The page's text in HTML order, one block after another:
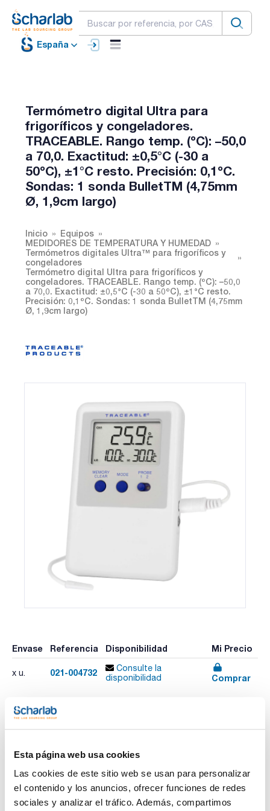
Esta página web usa cookies
Las cookies de este sitio web se usan para personalizar
el contenido y los anuncios, ofrecer funciones de redes
sociales y analizar el tráfico. Además, compartimos
España
Termómetro digital Ultra para
frigoríficos y congeladores.
TRACEABLE. Rango temp. (ºC): –50,0
a 70,0. Exactitud: ±0,5°C (-30 a
50ºC), ±1°C resto. Precisión: 0,1ºC.
Sondas: 1 sonda BulletTM (4,75mm
Ø, 1,9cm largo)
Inicio
Equipos
MEDIDORES DE TEMPERATURA Y HUMEDAD
Termómetros digitales Ultra™ para frigoríficos y
congeladores
Termómetro digital Ultra para frigoríficos y
congeladores. TRACEABLE. Rango temp. (ºC): –50,0
a 70,0. Exactitud: ±0,5°C (-30 a 50ºC), ±1°C resto.
Precisión: 0,1ºC. Sondas: 1 sonda BulletTM (4,75mm
Ø, 1,9cm largo)
Envase Referencia Disponibilidad Mi Precio
x u. 021-004732
Consulte la
disponibilidad
Comprar
Características
Exactitud : ±0,5°C (-30 a 50ºC), ±1°C resto
Precisión : 0,1ºC
Sondas : 1 sonda BulletTM (4,75mm Ø, 1,9cm largo)
Pack (u.) : 1
Ver más